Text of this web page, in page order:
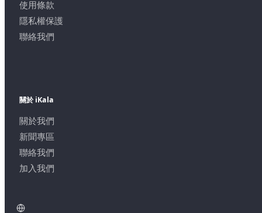
使用條款
隱私權保護
聯絡我們
關於 iKala
關於我們
新聞專區
聯絡我們
加入我們